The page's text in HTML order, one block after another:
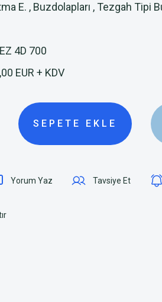
E. , Buzdolapları ,Tezgah Tipi
4D 700
EUR + KDV
SEPETE EKLE
Yorum Yaz Tavsiye Et